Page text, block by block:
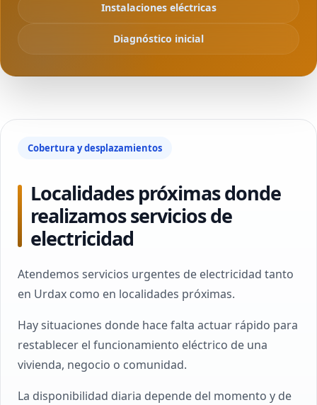
Instalaciones eléctricas
Diagnóstico inicial
Cobertura y desplazamientos
Localidades próximas donde
realizamos servicios de
electricidad
Atendemos servicios urgentes de electricidad tanto
en Urdax como en localidades próximas.
Hay situaciones donde hace falta actuar rápido para
restablecer el funcionamiento eléctrico de una
vivienda, negocio o comunidad.
La disponibilidad diaria depende del momento y de